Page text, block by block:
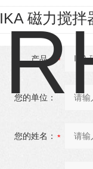
IKA 磁力搅
产品：
您的单位：
您的姓名：